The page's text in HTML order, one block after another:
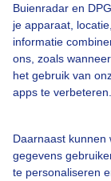
Buienradar en
je apparaat,
informatie
ons, zoals
het gebruik van
apps te verbeteren.
Daarnaast kunnen
gegevens
te personaliseren
Bekijk slideshow